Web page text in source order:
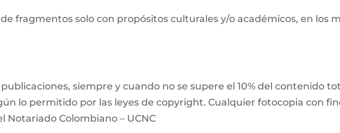
fragmentos solo con propósitos culturales y/o académicos, en los
siempre y cuando no se supere el 10% del contenido
lo permitido por las leyes de copyright. Cualquier fotocopia con
Notariado Colombiano – UCNC